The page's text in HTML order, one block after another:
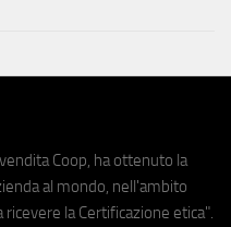
Coop, ha ottenuto la
al mondo, nell'ambito
la Certificazione etica".